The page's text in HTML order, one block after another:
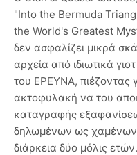
"Into the Bermuda
the World's Greatest
δεν ασφαλίζει μικρά
αρχεία από ιδιωτικά
του ΕΡΕΥΝΑ, πιέζοντας
ακτοφυλακή να του
καταγραφής
δηλωμένων ως
διάρκεια δύο μόλις ετών.